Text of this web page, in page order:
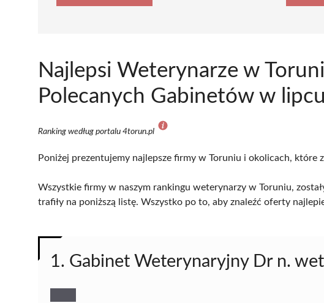
Najlepsi Weterynarze w
Polecanych Gabinetów w
Ranking według portalu 4torun.pl
Poniżej prezentujemy najlepsze firmy w Toruniu i okolicach, które
Wszystkie firmy w naszym rankingu weterynarzy w Toruniu,
trafiły na poniższą listę. Wszystko po to, aby znaleźć oferty
1. Gabinet Weterynaryjny Dr n.